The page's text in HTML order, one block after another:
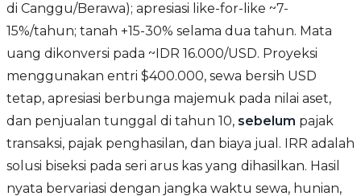
di Canggu/Berawa); apresiasi like-for-like ~7-
15%/tahun; tanah +15-30% selama dua tahun. Mata
uang dikonversi pada ~IDR 16.000/USD. Proyeksi
menggunakan entri $400.000, sewa bersih USD
tetap, apresiasi berbunga majemuk pada nilai aset,
dan penjualan tunggal di tahun 10, sebelum pajak
transaksi, pajak penghasilan, dan biaya jual. IRR adalah
solusi biseksi pada seri arus kas yang dihasilkan. Hasil
nyata bervariasi dengan jangka waktu sewa, hunian,